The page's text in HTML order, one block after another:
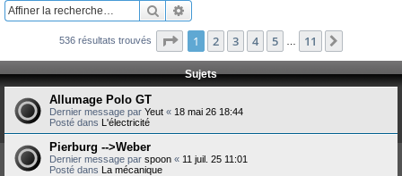
c
h
Rechercher
536 résultats trouvés Page 1sur11
1 2 3 4 5 11
Sujets
Allumage Polo GT
Dernier message par Yeut « 18 mai 26 18:44
Posté dans L'électricité
Pierburg -->Weber
Dernier message par spoon « 11 juil. 25 11:01
Posté dans La mécanique